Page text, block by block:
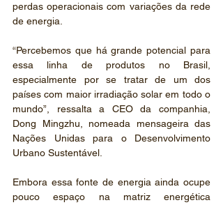
perdas operacionais com variações da rede
de energia.
“Percebemos que há grande potencial para
essa linha de produtos no Brasil,
especialmente por se tratar de um dos
países com maior irradiação solar em todo o
mundo”, ressalta a CEO da companhia,
Dong Mingzhu, nomeada mensageira das
Nações Unidas para o Desenvolvimento
Urbano Sustentável.
Embora essa fonte de energia ainda ocupe
pouco espaço na matriz energética